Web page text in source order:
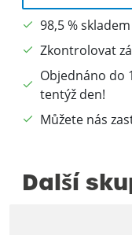
98,5 % skladem
Zkontrolovat
Objednáno do
tentýž den!
Můžete nás
Další